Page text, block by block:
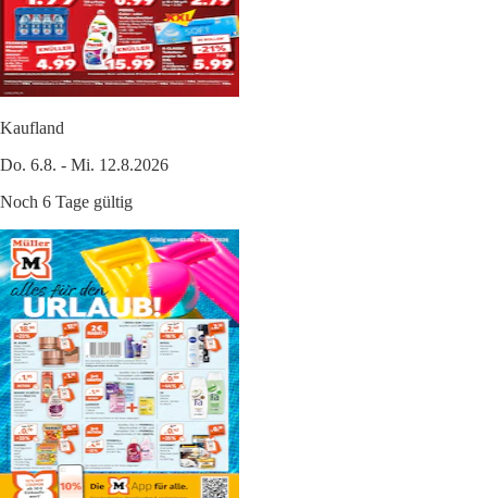
Kaufland
Do. 6.8. - Mi. 12.8.2026
Noch 6 Tage gültig